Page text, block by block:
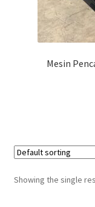
Mesin
Showing the single